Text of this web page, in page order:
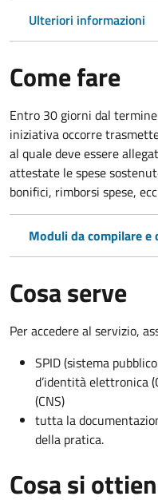
Ulteriori informazioni
Come fare
Entro 30 giorni dal
iniziativa occorre
al quale deve essere
attestate le spese
bonifici, rimborsi spese,
Moduli da compilare e
Cosa serve
Per accedere al servizio,
SPID (sistema
d’identità elettronica
(CNS)
tutta la
della pratica.
Cosa si